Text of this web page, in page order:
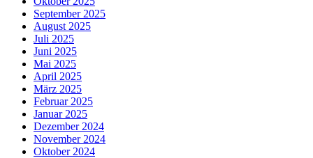
September 2025
August 2025
Juli 2025
Juni 2025
Mai 2025
April 2025
März 2025
Februar 2025
Januar 2025
Dezember 2024
November 2024
Oktober 2024